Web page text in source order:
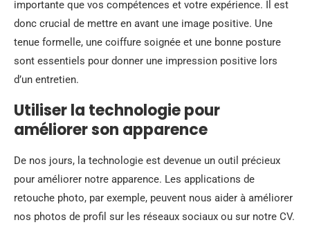
importante que vos compétences et votre expérience. Il est
donc crucial de mettre en avant une image positive. Une
tenue formelle, une coiffure soignée et une bonne posture
sont essentiels pour donner une impression positive lors
d’un entretien.
Utiliser la technologie pour
améliorer son apparence
De nos jours, la technologie est devenue un outil précieux
pour améliorer notre apparence. Les applications de
retouche photo, par exemple, peuvent nous aider à améliorer
nos photos de profil sur les réseaux sociaux ou sur notre CV.